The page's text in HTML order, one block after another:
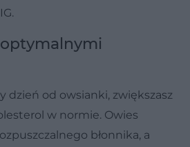
dzień od owsianki, zwiększasz
w normie. Owies
błonnika, a